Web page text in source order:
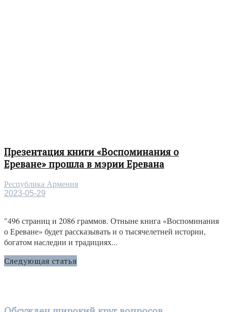
Презентация книги «Воспоминания о
Ереване» прошла в мэрии Еревана
Республика Армения
2023-05-29
"496 страниц и 2086 граммов. Отныне книга «Воспоминания
о Ереване» будет рассказывать и о тысячелетней истории,
богатом наследии и традициях...
Следующая статья